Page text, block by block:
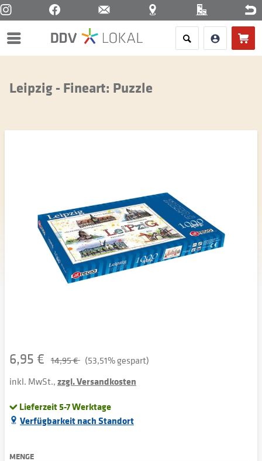
Menü
Leipzig - Fineart: Puzzle
6,95 € 14,95 € (53,51% gespart)
inkl. MwSt.,zzgl. Versandkosten
Lieferzeit 5-7 Werktage
Verfügbarkeit nach Standort
MENGE